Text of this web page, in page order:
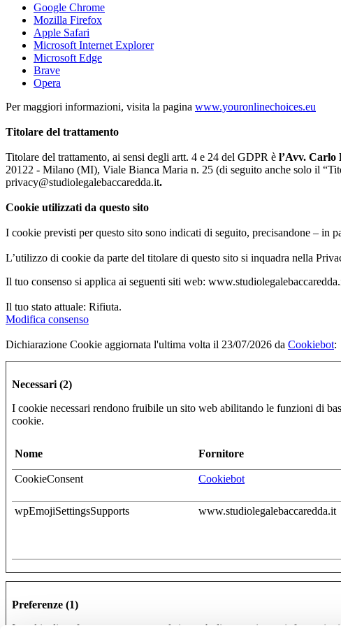
Google Chrome
Mozilla Firefox
Apple Safari
Microsoft Internet Explorer
Microsoft Edge
Brave
Opera
Per maggiori informazioni, visita la pagina www.youronlinechoices.eu
Titolare del trattamento
Titolare del trattamento, ai sensi degli artt. 4 e 24 del GDPR è l’Avv. Carlo
20122 - Milano (MI), Viale Bianca Maria n. 25 (di seguito anche solo il
privacy@studiolegalebaccaredda.it.
Cookie utilizzati da questo sito
I cookie previsti per questo sito sono indicati di seguito, precisandone – in
L’utilizzo di cookie da parte del titolare di questo sito si inquadra nella
Il tuo consenso si applica ai seguenti siti web:
Il tuo stato attuale: Rifiuta.
Modifica consenso
Dichiarazione Cookie aggiornata l'ultima volta il 23/07/2026 da Cookiebot:
Necessari (2)
I cookie necessari rendono fruibile un sito web abilitando le funzioni di
cookie.
Nome Fornitore
CookieConsent Cookiebot
wpEmojiSettingsSupports www.studiolegalebaccaredda.it
Preferenze (1)
I cookie di preferenza consentono al sito web di memorizzare